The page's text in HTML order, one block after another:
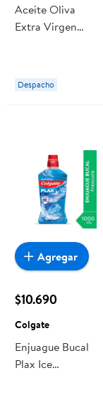
Aceite Oliva
Extra Virgen
Despacho
$10.690
Colgate
Enjuague Bucal
Plax Ice
Agregar